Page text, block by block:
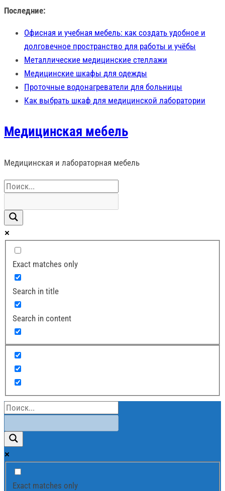
Перейти
содержимому
Последние:
Офисная и учебная мебель: как создать удобное и
долговечное пространство для работы и учёбы
Металлические медицинские стеллажи
Медицинские шкафы для одежды
Проточные водонагреватели для больницы
Как выбрать шкаф для медицинской лаборатории
Медицинская мебель
Медицинская и лабораторная мебель
Exact matches only
Search in title
Search in content
Exact matches only